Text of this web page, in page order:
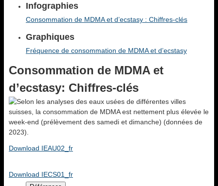
Infographies
Consommation de MDMA et d’ecstasy : Chiffres-clés
Graphiques
Fréquence de consommation de MDMA et d’ecstasy
Consommation de MDMA et
d’ecstasy: Chiffres-clés
Download IEAU02_fr
Download IECS01_fr